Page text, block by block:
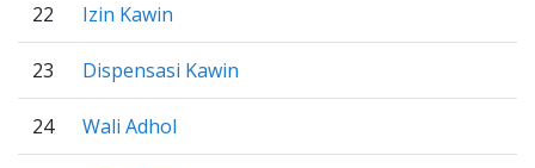
22 Izin Kawin
23 Dispensasi Kawin
24 Wali Adhol